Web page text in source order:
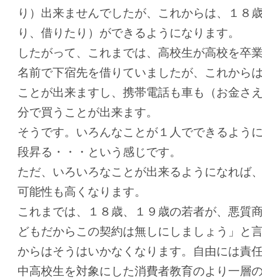
り）出来ませんでしたが、これからは、１８
り、借りたり）ができるようになります。
したがって、これまでは、高校生が高校を卒
名前で下宿先を借りていましたが、これから
ことが出来ますし、携帯電話も車も（お金さ
分で買うことが出来ます。
そうです。いろんなことが１人でできるよう
段昇る・・・という感じです。
ただ、いろいろなことが出来るようになれば
可能性も高くなります。
これまでは、１８歳、１９歳の若者が、悪質
どもだからこの契約は無しにしましょう」と
からはそうはいかなくなります。自由には責
中高校生を対象にした消費者教育のより一層